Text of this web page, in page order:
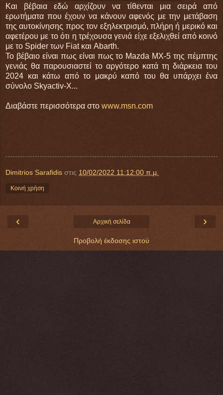
Και βέβαια εδώ αρχίζουν να τίθενται μια σειρά από
ερωτήματα που έχουν να κάνουν αφενός με την μετάβαση
της αυτοκίνησης προς τον εξηλεκτρισμό, πλήρη ή μερικό και
αφετέρου με το ότι η τρέχουσα γενιά είχε εξελιχθεί από κοινό
με το Spider των Fiat και Abarth.
Το βέβαιο είναι πως είναι πως το Mazda MX-5 της πέμπτης
γενιάς θα παρουσιαστεί το αργότερο κατά τη διάρκεια του
2024 και κάτω από το μακρύ καπό του θα υπάρχει ένα
σύνολο Skyactiv-X...
Διαβάστε περισσότερα στο www.msn.com
Dimitrios Sarafidis στις 10/02/2022 11:12:00 π.μ.
Κοινή χρήση
‹ ›
Αρχική σελίδα
Προβολή έκδοσης ιστού